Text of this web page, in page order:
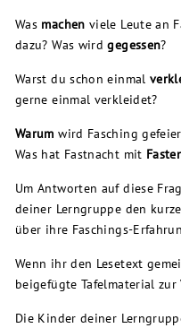
Was machen viele Leute an
dazu? Was wirdgegessen?
Warst du schon einmal
gerne einmal verkleidet?
Warumwird Fasching
Was hat Fastnacht mit
Um Antworten auf diese
deiner Lerngruppe den
über ihre Faschings-
Wenn ihr den Lesetext
beigefügte Tafelmaterial
Die Kinder deiner